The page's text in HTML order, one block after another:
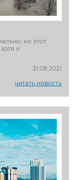
но этот
и
31.08.2021
читать новость